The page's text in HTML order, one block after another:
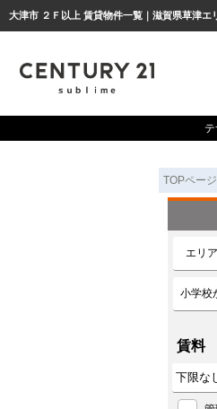
大津市 ２Ｆ以上 賃貸物件一覧｜滋賀県草津
テ
TOPページ
エリ
小学校
賃料